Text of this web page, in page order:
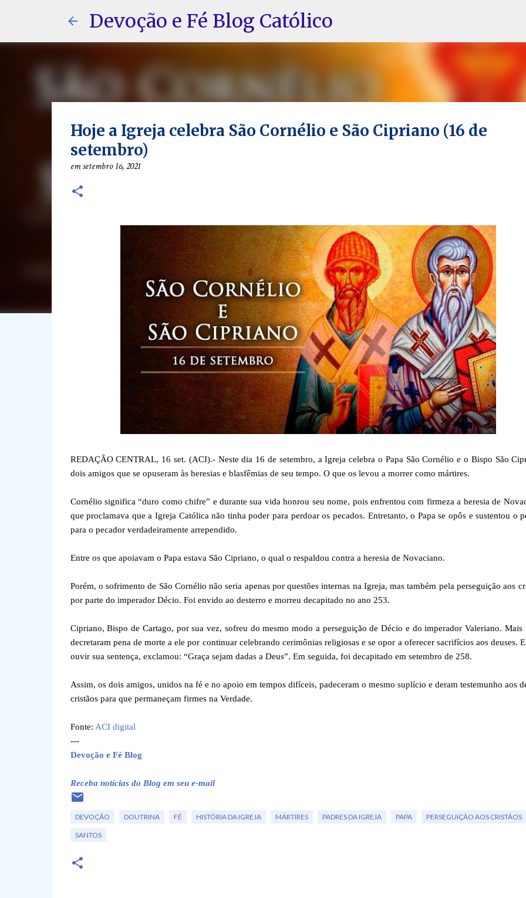
Pular para o conteúdo principal
Devoção e Fé Blog Católico
Hoje a Igreja celebra São Cornélio e São Cipriano (16 de
setembro)
emsetembro 16, 2021
REDAÇÃO CENTRAL, 16 set. (ACI).- Neste dia 16 de setembro, a Igreja celebra o Papa São Cornélio e o Bispo São
dois amigos que se opuseram às heresias e blasfêmias de seu tempo. O que os levou a morrer como mártires.
Cornélio significa “duro como chifre” e durante sua vida honrou seu nome, pois enfrentou com firmeza a heresia de
que proclamava que a Igreja Católica não tinha poder para perdoar os pecados. Entretanto, o Papa se opôs e sustentou o
para o pecador verdadeiramente arrependido.
Entre os que apoiavam o Papa estava São Cipriano, o qual o respaldou contra a heresia de Novaciano.
Porém, o sofrimento de São Cornélio não seria apenas por questões internas na Igreja, mas também pela perseguição aos
por parte do imperador Décio. Foi envido ao desterro e morreu decapitado no ano 253.
Cipriano, Bispo de Cartago, por sua vez, sofreu do mesmo modo a perseguição de Décio e do imperador Valeriano. Mais
decretaram pena de morte a ele por continuar celebrando cerimônias religiosas e se opor a oferecer sacrifícios aos deuses.
ouvir sua sentença, exclamou: “Graça sejam dadas a Deus”. Em seguida, foi decapitado em setembro de 258.
Assim, os dois amigos, unidos na fé e no apoio em tempos difíceis, padeceram o mesmo suplício e deram testemunho aos
cristãos para que permaneçam firmes na Verdade.
Fonte: ACI digital
---
Devoção e Fé Blog
Receba notícias do Blog em seu e-mail
DEVOÇÃO DOUTRINA FÉ HISTÓRIA DA IGREJA MÁRTIRES PADRES DA IGREJA PAPA PERSEGUIÇÃO AOS CRISTÃOS
SANTOS